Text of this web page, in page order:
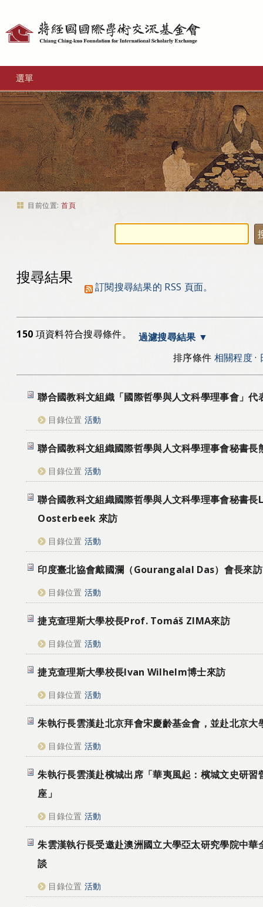
選單
目前位置: 首頁
搜尋結果
訂閱搜尋結果的 RSS 頁面。
150 項資料符合搜尋條件。
過濾搜尋結果
排序條件 相關程度·
聯合國教科文組織「國際哲學與人文科學理事會」代
目錄位置 活動
聯合國教科文組織國際哲學與人文科學理事會秘書長
目錄位置 活動
聯合國教科文組織國際哲學與人文科學理事會秘書
Oosterbeek 來訪
目錄位置 活動
印度臺北協會戴國瀾（Gourangalal Das）會長來訪
目錄位置 活動
捷克查理斯大學校長Prof. Tomáš ZIMA來訪
目錄位置 活動
捷克查理斯大學校長Ivan Wilhelm博士來訪
目錄位置 活動
朱執行長雲漢赴北京拜會宋慶齡基金會，並赴北京大
目錄位置 活動
朱執行長雲漢赴檳城出席「華夷風起：檳城文史研習
座」
目錄位置 活動
朱雲漢執行長受邀赴澳洲國立大學亞太研究學院中華
談
目錄位置 活動